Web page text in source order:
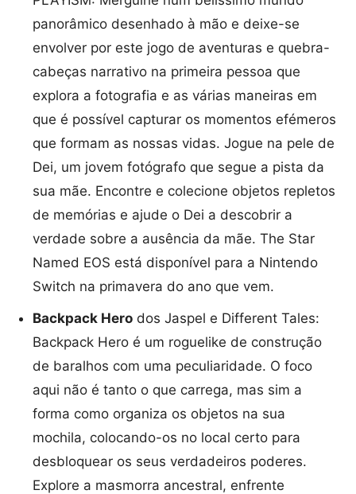
panorâmico desenhado à mão e deixe-se
envolver por este jogo de aventuras e quebra-
cabeças narrativo na primeira pessoa que
explora a fotografia e as várias maneiras em
que é possível capturar os momentos efémeros
que formam as nossas vidas. Jogue na pele de
Dei, um jovem fotógrafo que segue a pista da
sua mãe. Encontre e colecione objetos repletos
de memórias e ajude o Dei a descobrir a
verdade sobre a ausência da mãe. The Star
Named EOS está disponível para a Nintendo
Switch na primavera do ano que vem.
Backpack Hero dos Jaspel e Different Tales:
Backpack Hero é um roguelike de construção
de baralhos com uma peculiaridade. O foco
aqui não é tanto o que carrega, mas sim a
forma como organiza os objetos na sua
mochila, colocando-os no local certo para
desbloquear os seus verdadeiros poderes.
Explore a masmorra ancestral, enfrente